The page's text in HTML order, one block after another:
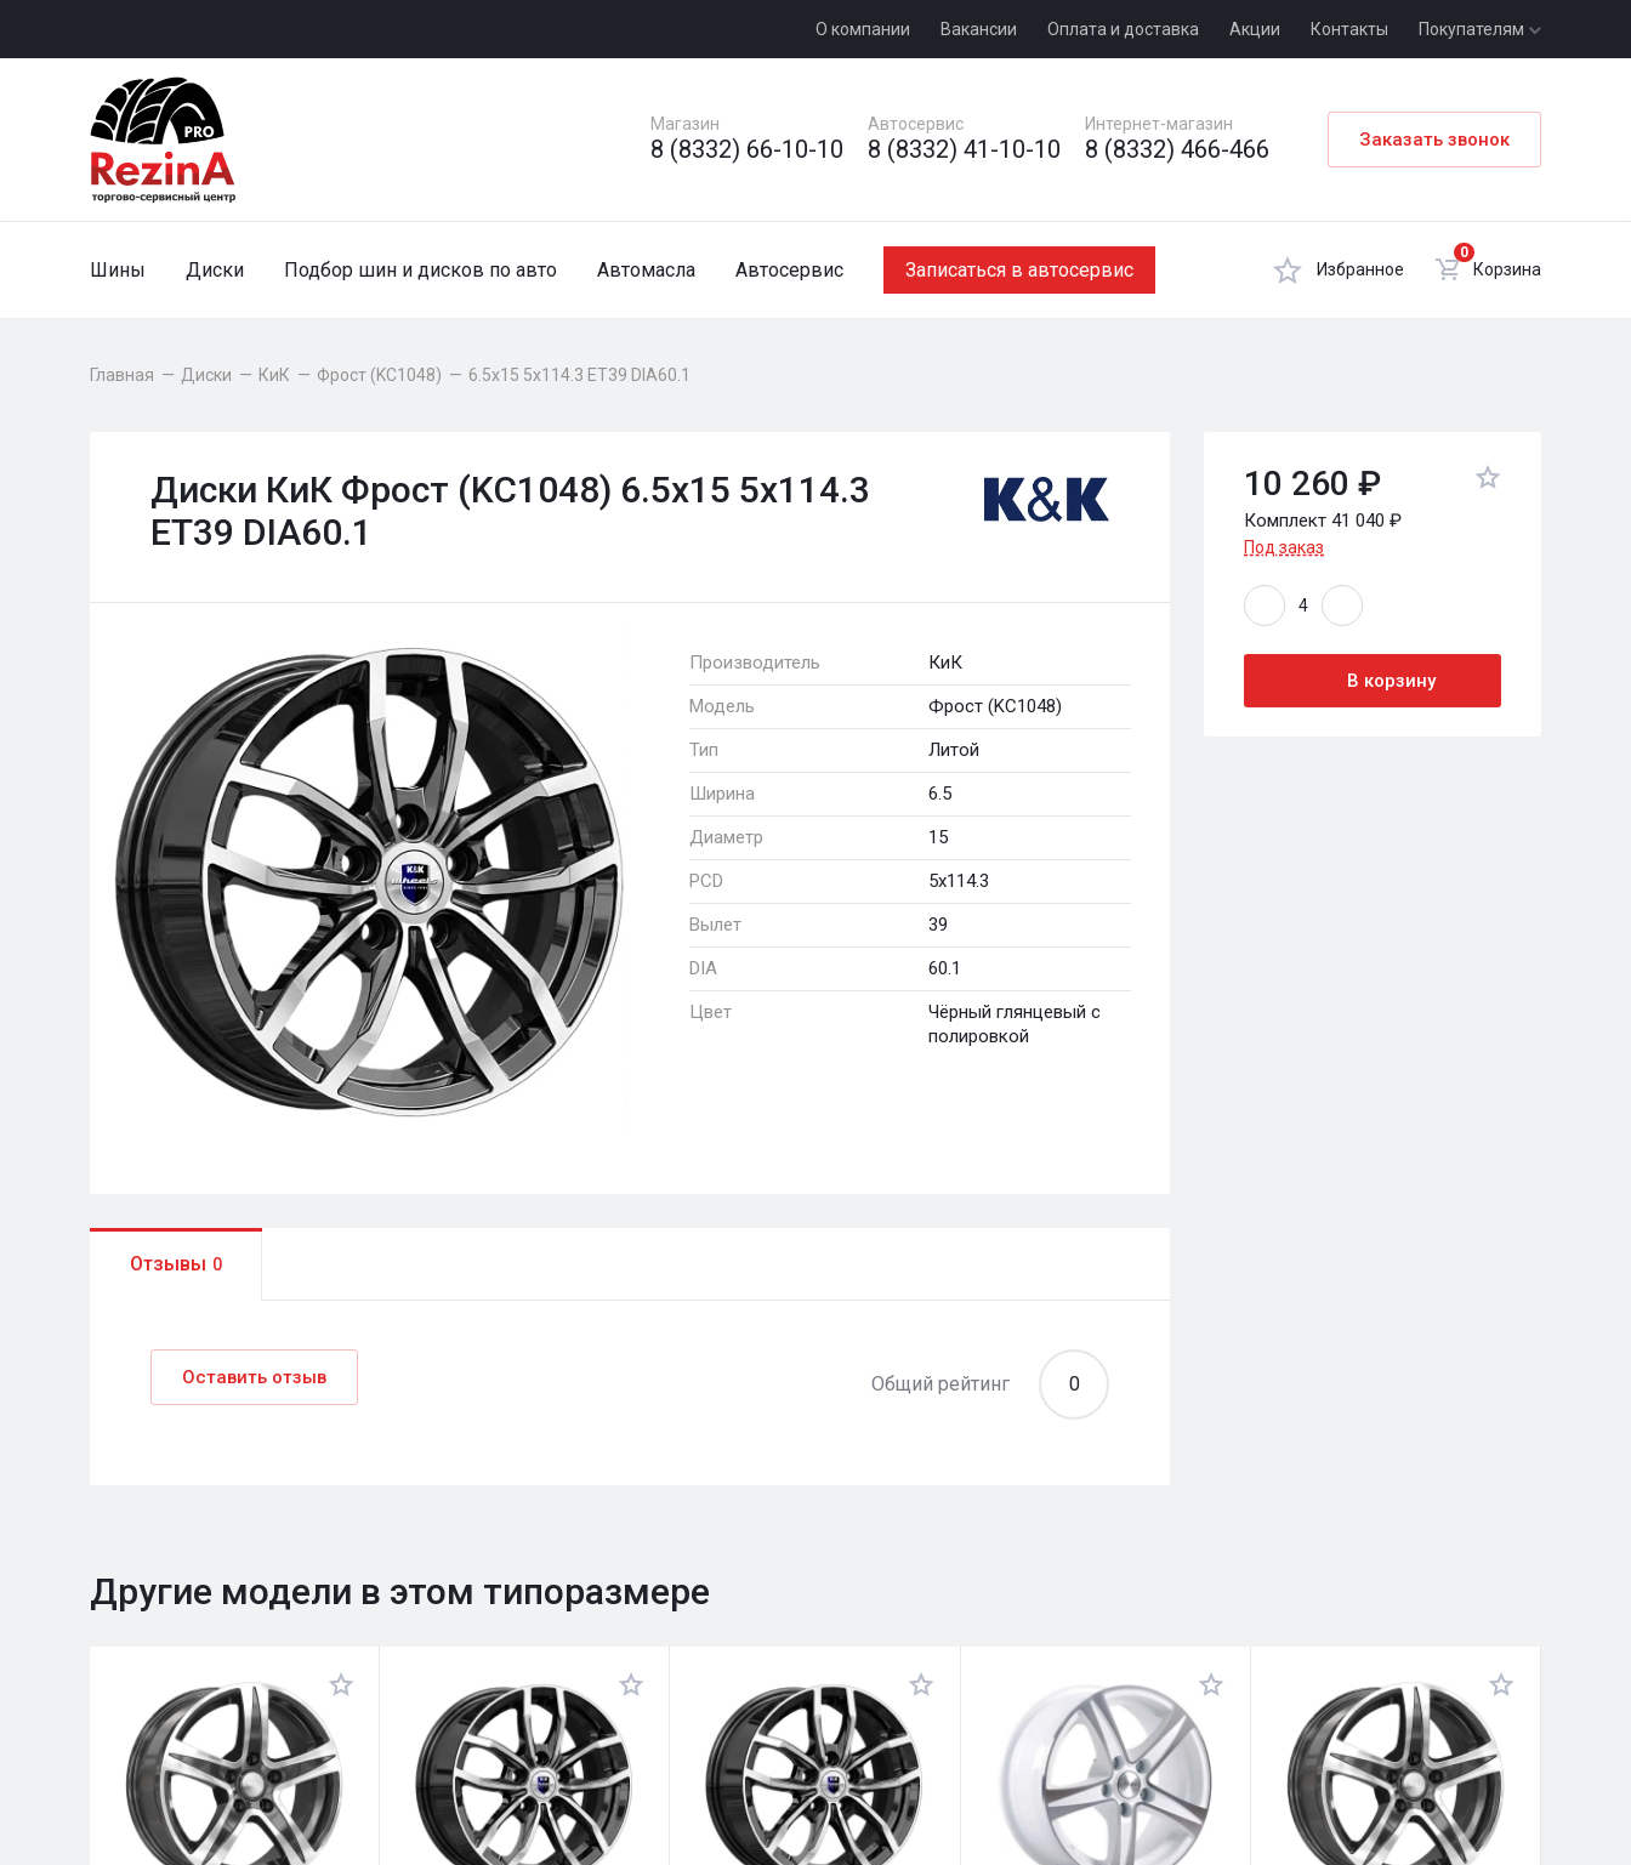
О компании Вакансии Оплата и доставка Акции Контакты Покупателям
Магазин
8 (8332) 66-10-10
Автосервис
8 (8332) 41-10-10
Интернет-магазин
8 (8332) 466-466 Заказать звонок
Шины Диски Подбор шин и дисков по авто Автомасла Автосервис Записаться в автосервис Избранное
0
Корзина
Главная — Диски — КиК — Фрост (KC1048) — 6.5x15 5x114.3 ET39 DIA60.1
Диски КиК Фрост (KC1048) 6.5x15 5x114.3
ET39 DIA60.1
Производитель
КиК
Модель
Фрост (KC1048)
Тип
Литой
Ширина
6.5
Диаметр
15
PCD
5x114.3
Вылет
39
DIA
60.1
Цвет
Чёрный глянцевый с
полировкой
Отзывы 0
Оставить отзыв Общий рейтинг 0
10 260 ₽
Комплект 41 040 ₽
Под заказ
В корзину
Другие модели в этом типоразмере